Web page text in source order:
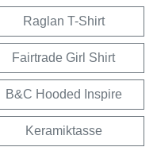
Raglan T-Shirt
Fairtrade Girl Shirt
B&C Hooded Inspire
Keramiktasse